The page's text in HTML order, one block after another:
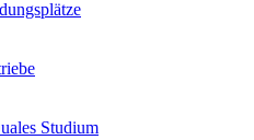
Studium